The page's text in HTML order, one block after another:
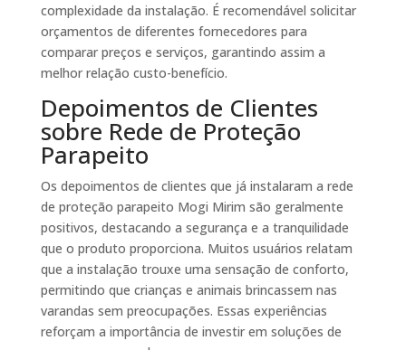
complexidade da instalação. É recomendável solicitar
orçamentos de diferentes fornecedores para
comparar preços e serviços, garantindo assim a
melhor relação custo-benefício.
Depoimentos de Clientes
sobre Rede de Proteção
Parapeito
Os depoimentos de clientes que já instalaram a rede
de proteção parapeito Mogi Mirim são geralmente
positivos, destacando a segurança e a tranquilidade
que o produto proporciona. Muitos usuários relatam
que a instalação trouxe uma sensação de conforto,
permitindo que crianças e animais brincassem nas
varandas sem preocupações. Essas experiências
reforçam a importância de investir em soluções de